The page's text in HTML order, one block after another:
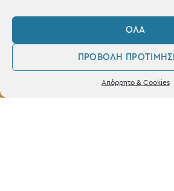
ΌΛΑ
ΠΡΟΒΟΛΉ
Απόρρητο & Cookies
Δεν βρέθηκε κανένα προϊόν
ταιριάζει με την επιλογή σας.
2421 217300
Δευ / Τετ / Σαβ: 09:00
Φίλτρα